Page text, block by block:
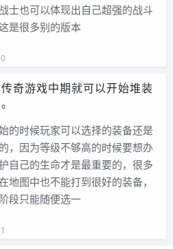
士也可以体现出自己超强的战斗
是很多别的版本
0
奇游戏中期就可以开始堆装
的时候玩家可以选择的装备还是
，因为等级不够高的时候要想办
自己的生命才是最重要的，很多
地图中也不能打到很好的装备，
段只能随便选一
1